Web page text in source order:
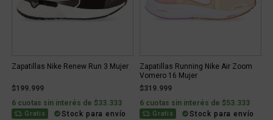
Zapatillas Nike Renew Run 3 Mujer
$199.999
6 cuotas sin interés de $33.333
Gratis Stock para envío
Zapatillas Running Nike Air Zoom
Vomero 16 Mujer
$319.999
6 cuotas sin interés de $53.333
Gratis Stock para envío